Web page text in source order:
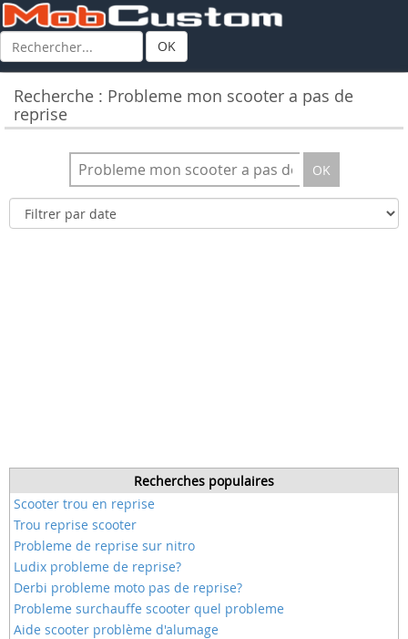
OK
Recherche : Probleme mon scooter a pas de
reprise
OK
Recherches populaires
Scooter trou en reprise
Trou reprise scooter
Probleme de reprise sur nitro
Ludix probleme de reprise?
Derbi probleme moto pas de reprise?
Probleme surchauffe scooter quel probleme
Aide scooter problème d'alumage